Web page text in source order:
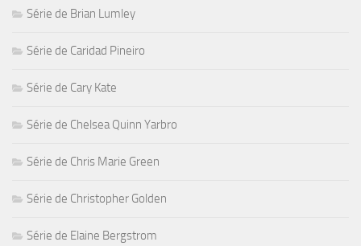
Série de Brian Lumley
Série de Caridad Pineiro
Série de Cary Kate
Série de Chelsea Quinn Yarbro
Série de Chris Marie Green
Série de Christopher Golden
Série de Elaine Bergstrom